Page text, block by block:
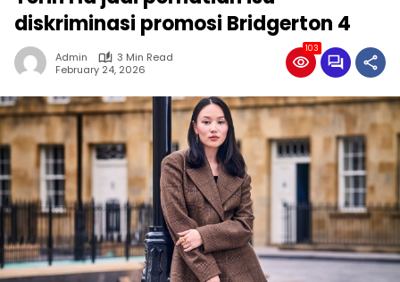
diskriminasi promosi Bridgerton 4
Admin
3 Min Read
February 24, 2026
103